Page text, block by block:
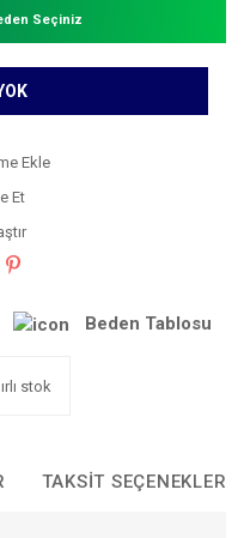
Seçiniz
Et
Beden Tablosu
stok
TAKSIT SEÇENEKLERI